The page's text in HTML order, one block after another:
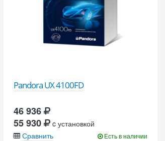
Pandora UX 4100FD
46 936
55 930
c установкой
Сравнить
Есть в наличии